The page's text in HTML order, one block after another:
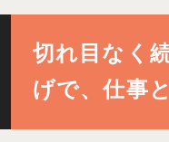
切れ目なく
げで、仕事